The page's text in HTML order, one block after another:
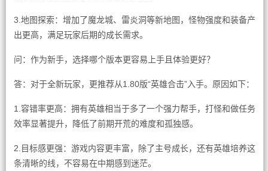
3.地图探索：增加了魔龙城、雷炎洞等新地图，怪物强度和装备产
出更高，满足玩家后期的成长需求。
问：作为新手，选择哪个版本更容易上手且体验更好？
答：对于全新玩家，更推荐从1.80版“英雄合击”入手。原因如下：
1.容错率更高：拥有英雄相当于多了一个强力帮手，打怪和做任务
效率显著提升，降低了前期开荒的难度和孤独感。
2.目标感更强：游戏内容更丰富，除了主号成长，还有英雄培养这
条清晰的线，不容易在中期感到迷茫。